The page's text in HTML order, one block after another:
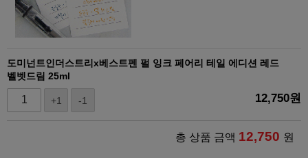
도미넌트인더스트리x베스트펜 펄 잉크 페어리 테일 에디션 레드
벨벳드림 25ml
+1 -1 12,750원
총 상품 금액 12,750 원